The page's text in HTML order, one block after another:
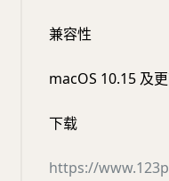
兼容性
macOS 10.15 及
下载
https://